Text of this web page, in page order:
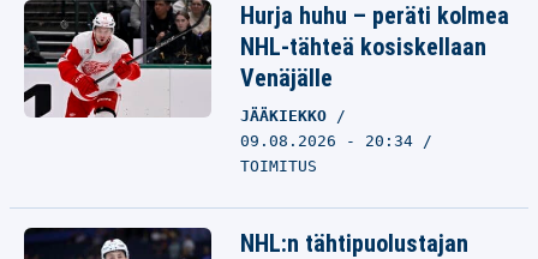
Hurja huhu – peräti kolmea
NHL-tähteä kosiskellaan
Venäjälle
JÄÄKIEKKO
09.08.2026 - 20:34
TOIMITUS
NHL:n tähtipuolustajan